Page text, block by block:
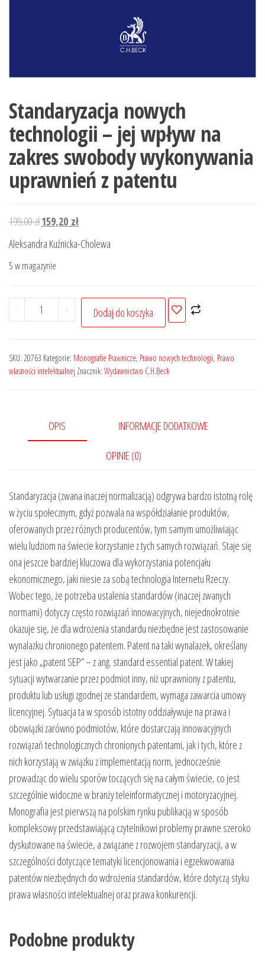
Standaryzacja nowych
technologii – jej wpływ na
zakres swobody wykonywania
uprawnień z patentu
199,00złPierwotna
cena
199,00 zł.
159,20 złAktualna
cena
Aleksandra Kuźnicka-Cholewa
5 w magazynie
-
ilość
Standaryzacja
technologii
–
zakres
uprawnień
z
patentu
+ Dodaj do koszyka
SKU: 20763 Kategorie: Monografie Prawnicze, Prawo nowych technologii, Prawo
własności intelektualnej Znacznik: Wydawnictwo C.H.Beck
OPIS INFORMACJE DODATKOWE
OPINIE (0)
Standaryzacja (zwana inaczej normalizacją) odgrywa bardzo istotną rolę
w życiu społecznym, gdyż pozwala na współdziałanie produktów,
oferowanych przez różnych producentów, tym samym umożliwiając
wielu ludziom na świecie korzystanie z tych samych rozwiązań. Staje się
ona jeszcze bardziej kluczowa dla wykorzystania potencjału
ekonomicznego, jaki niesie za sobą technologia Internetu Rzeczy.
Wobec tego, że potrzeba ustalenia standardów (inaczej zwanych
normami) dotyczy często rozwiązań innowacyjnych, niejednokrotnie
okazuje się, że dla wdrożenia standardu niezbędne jest zastosowanie
wynalazku chronionego patentem. Patent na taki wynalazek, określany
jest jako „patent SEP” – z ang. standard essential patent. W takiej
sytuacji wytwarzanie przez podmiot inny, niż uprawniony z patentu,
produktu lub usługi zgodnej ze standardem, wymaga zawarcia umowy
licencyjnej. Sytuacja ta w sposób istotny oddziaływuje na prawa i
obowiązki zarówno podmiotów, które dostarczają innowacyjnych
rozwiązań technologicznych chronionych patentami, jak i tych, które z
nich korzystają w związku z implementacją norm, jednocześnie
prowadząc do wielu sporów toczących się na całym świecie, co jest
szczególnie widoczne w branży teleinformatycznej i motoryzacyjnej.
Monografia jest pierwszą na polskim rynku publikacją w sposób
kompleksowy przedstawiającą czytelnikowi problemy prawne szeroko
dyskutowane na świecie, a związane z rozwojem standaryzacji, a w
szczególności dotyczące tematyki licencjonowania i egzekwowania
patentów niezbędnych do wdrożenia standardów, które dotyczą styku
prawa własności intelektualnej oraz prawa konkurencji.
Podobne produkty